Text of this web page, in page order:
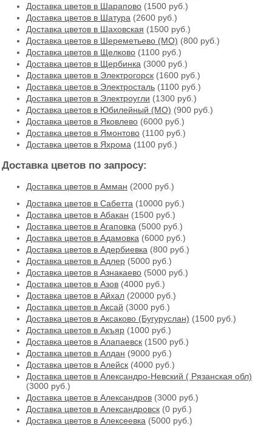
Доставка цветов в Шарапово (1500 руб.)
Доставка цветов в Шатура (2600 руб.)
Доставка цветов в Шаховская (1500 руб.)
Доставка цветов в Шереметьево (МО) (800 руб.)
Доставка цветов в Щелково (1100 руб.)
Доставка цветов в Щербинка (3000 руб.)
Доставка цветов в Электрогорск (1600 руб.)
Доставка цветов в Электросталь (1100 руб.)
Доставка цветов в Электроугли (1300 руб.)
Доставка цветов в Юбилейный (МО) (900 руб.)
Доставка цветов в Яковлево (6000 руб.)
Доставка цветов в Ямонтово (1100 руб.)
Доставка цветов в Яхрома (1100 руб.)
Доставка цветов по запросу:
Доставка цветов в Амман (2000 руб.)
Доставка цветов в Cабетта (10000 руб.)
Доставка цветов в Абакан (1500 руб.)
Доставка цветов в Агаповка (5000 руб.)
Доставка цветов в Адамовка (6000 руб.)
Доставка цветов в Адербиевка (800 руб.)
Доставка цветов в Адлер (5000 руб.)
Доставка цветов в Азнакаево (5000 руб.)
Доставка цветов в Азов (4000 руб.)
Доставка цветов в Айхал (20000 руб.)
Доставка цветов в Аксай (3000 руб.)
Доставка цветов в Аксаково (Бугуруслан) (1500 руб.)
Доставка цветов в Акъяр (1000 руб.)
Доставка цветов в Алапаевск (1500 руб.)
Доставка цветов в Алдан (9000 руб.)
Доставка цветов в Алейск (4000 руб.)
Доставка цветов в Александро-Невский ( Рязанская обл)
(3000 руб.)
Доставка цветов в Александров (3000 руб.)
Доставка цветов в Александровск (0 руб.)
Доставка цветов в Алексеевка (5000 руб.)